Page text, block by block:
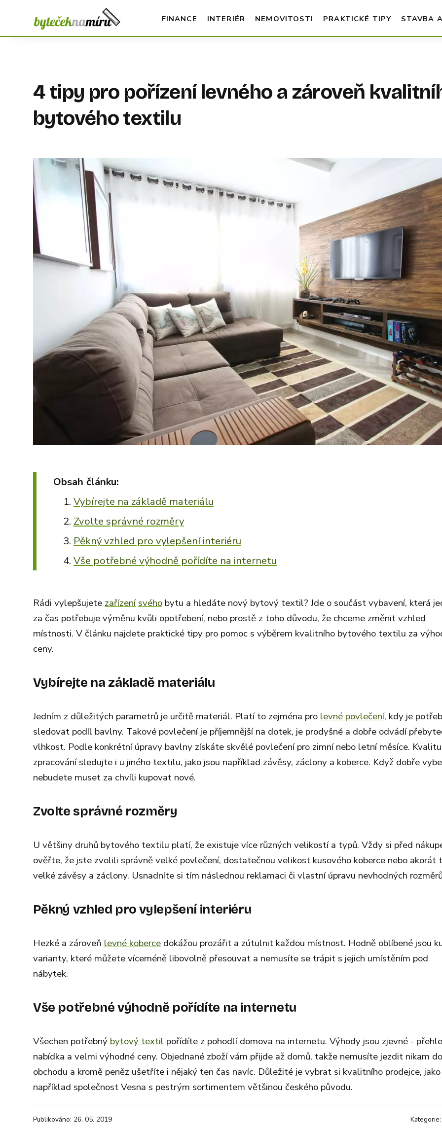
FINANCE INTERIÉR NEMOVITOSTI PRAKTICKÉ TIPY STAVBA
4 tipy pro pořízení levného a zároveň
bytového textilu
Obsah článku:
Vybírejte na základě materiálu
Zvolte správné rozměry
Pěkný vzhled pro vylepšení interiéru
Vše potřebné výhodně pořídíte na internetu
Rádi vylepšujete zařízenísvého bytu a hledáte nový bytový textil? Jde o součást vybavení, která
za čas potřebuje výměnu kvůli opotřebení, nebo prostě z toho důvodu, že chceme změnit vzhled
místnosti. V článku najdete praktické tipy pro pomoc s výběrem kvalitního bytového textilu za
ceny.
Vybírejte na základě materiálu
Jedním z důležitých parametrů je určitě materiál. Platí to zejména pro levné povlečení, kdy je
sledovat podíl bavlny. Takové povlečení je příjemnější na dotek, je prodyšné a dobře odvádí
vlhkost. Podle konkrétní úpravy bavlny získáte skvělé povlečení pro zimní nebo letní měsíce. Kvalitu
zpracování sledujte i u jiného textilu, jako jsou například závěsy, záclony a koberce. Když dobře
nebudete muset za chvíli kupovat nové.
Zvolte správné rozměry
U většiny druhů bytového textilu platí, že existuje více různých velikostí a typů. Vždy si před
ověřte, že jste zvolili správně velké povlečení, dostatečnou velikost kusového koberce nebo akorát
velké závěsy a záclony. Usnadníte si tím následnou reklamaci či vlastní úpravu nevhodných
Pěkný vzhled pro vylepšení interiéru
Hezké a zároveň levné koberce dokážou prozářit a zútulnit každou místnost. Hodně oblíbené jsou
varianty, které můžete víceméně libovolně přesouvat a nemusíte se trápit s jejich umístěním pod
nábytek.
Vše potřebné výhodně pořídíte na internetu
Všechen potřebný bytový textil pořídíte z pohodlí domova na internetu. Výhody jsou zjevné -
nabídka a velmi výhodné ceny. Objednané zboží vám přijde až domů, takže nemusíte jezdit nikam do
obchodu a kromě peněz ušetříte i nějaký ten čas navíc. Důležité je vybrat si kvalitního prodejce,
například společnost Vesna s pestrým sortimentem většinou českého původu.
Publikováno: 26. 05. 2019 Kategorie: